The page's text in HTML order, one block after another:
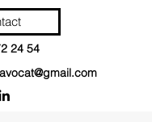
24 54